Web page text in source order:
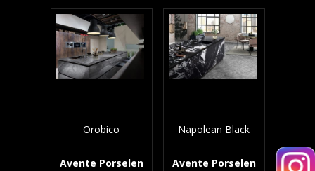
Orobico
Avente Porselen
Napolean Black
Avente Porselen